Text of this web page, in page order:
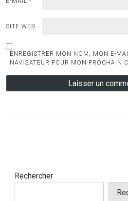
SITE WEB
ENREGISTRER MON NOM, MON E-
NAVIGATEUR POUR MON PROCHAIN
Rechercher